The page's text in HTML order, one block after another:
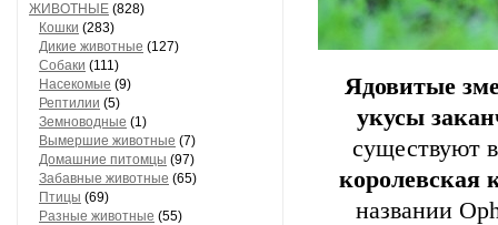
ЖИВОТНЫЕ (828)
Кошки (283)
Дикие животные (127)
Собаки (111)
Насекомые (9)
Рептилии (5)
Земноводные (1)
Вымершие животные (7)
Домашние питомцы (97)
Забавные животные (65)
Птицы (69)
Разные животные (55)
Ядовитые
укусы
существуют
королевская
названии